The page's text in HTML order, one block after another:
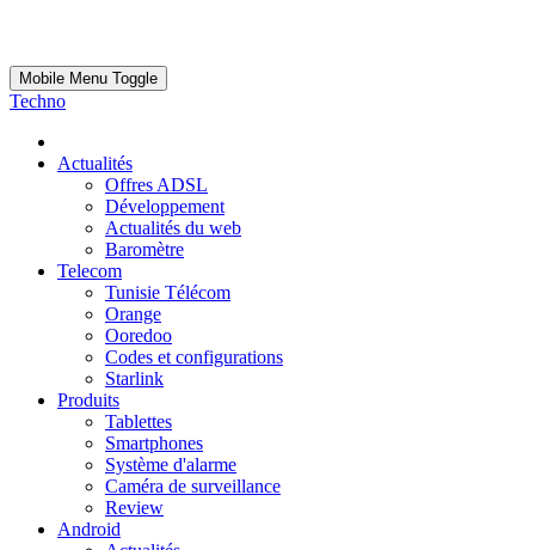
Mobile Menu Toggle
Techno
Actualités
Offres ADSL
Développement
Actualités du web
Baromètre
Telecom
Tunisie Télécom
Orange
Ooredoo
Codes et configurations
Starlink
Produits
Tablettes
Smartphones
Système d'alarme
Caméra de surveillance
Review
Android